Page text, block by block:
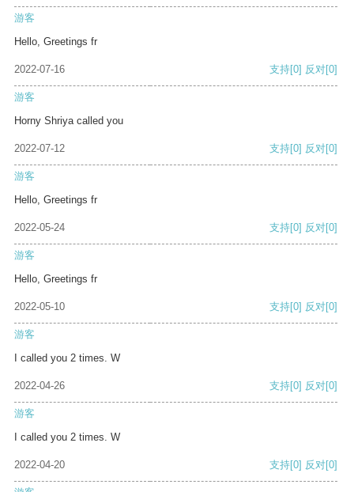
游客
Hello, Greetings fr
2022-07-16 支持[0] 反对[0]
游客
Horny Shriya called you
2022-07-12 支持[0] 反对[0]
游客
Hello, Greetings fr
2022-05-24 支持[0] 反对[0]
游客
Hello, Greetings fr
2022-05-10 支持[0] 反对[0]
游客
I called you 2 times. W
2022-04-26 支持[0] 反对[0]
游客
I called you 2 times. W
2022-04-20 支持[0] 反对[0]